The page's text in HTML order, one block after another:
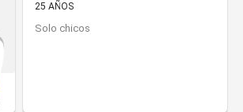
25 AÑOS
Solo chicos